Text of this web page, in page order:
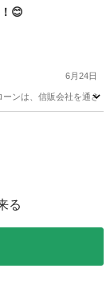
😊
6月24日
ンは、信販会社を通
る